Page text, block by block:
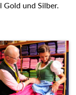
Gold und Silber.